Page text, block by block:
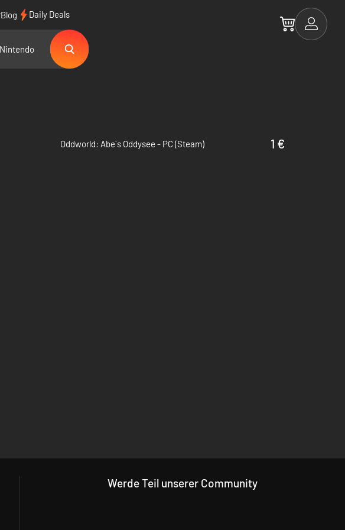
Blog Daily Deals
Nintendo
Oddworld: Abe´s Oddysee - PC (Steam) 1 €
Werde Teil unserer Community